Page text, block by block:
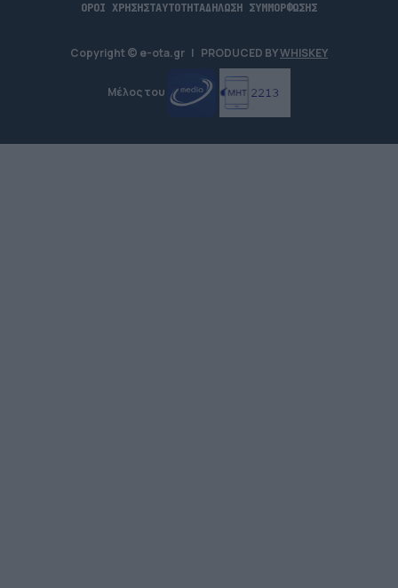
ΟΡΟΙ ΧΡΗΣΗΣΤΑΥΤΟΤΗΤΑΔΗΛΩΣΗ ΣΥΜΜΟΡΦΩΣΗΣ
Copyright © e-ota.gr | PRODUCED BYWHISKEY
Μέλος του